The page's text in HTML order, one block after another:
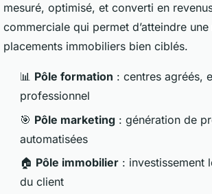
mesuré, optimisé, et converti en
commerciale qui permet d’atteindre une
placements immobiliers bien ciblés.
📊 Pôle formation : centres agréés,
professionnel
🎯 Pôle marketing : génération de
automatisées
🏠 Pôle immobilier : investissement
du client